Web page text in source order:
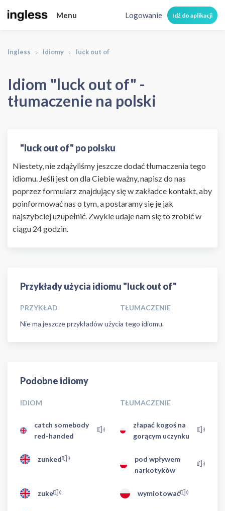
Menu Logowanie Idź do aplikacji
Ingless Idiomy luck out of
Idiom "luck out of" -
tłumaczenie na polski
"luck out of" po polsku
Niestety, nie zdążyliśmy jeszcze dodać tłumaczenia tego
idiomu. Jeśli jest on dla Ciebie ważny, napisz do nas
poprzez formularz znajdujący się w zakładce kontakt, aby
poinformować nas o tym, a postaramy się je jak
najszybciej uzupełnić. Zwykle udaje nam się to zrobić w
ciągu 24 godzin.
Przykłady użycia idiomu "luck out of"
PRZYKŁAD
TŁUMACZENIE
Nie ma jeszcze przykładów użycia tego idiomu.
Podobne idiomy
IDIOM TŁUMACZENIE
catch somebody
red-handed
złapać kogoś na
gorącym uczynku
zunked
pod wpływem
narkotyków
zuke wymiotować